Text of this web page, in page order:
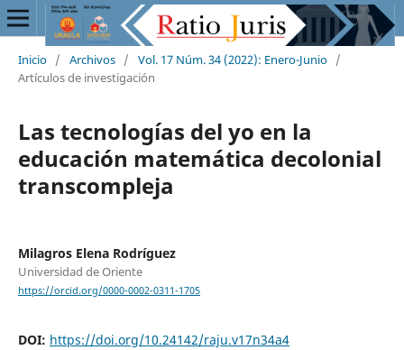
Inicio / Archivos / Vol. 17 Núm. 34 (2022): Enero-Junio /
Artículos de investigación
Las tecnologías del yo en la
educación matemática decolonial
transcompleja
Milagros Elena Rodríguez
Universidad de Oriente
https://orcid.org/0000-0002-0311-1705
DOI: https://doi.org/10.24142/raju.v17n34a4